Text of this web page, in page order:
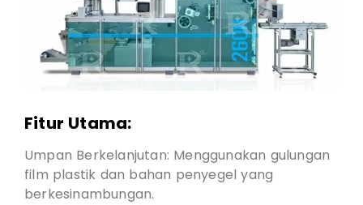
Fitur Utama:
Umpan Berkelanjutan: Menggunakan gulungan
film plastik dan bahan penyegel yang
berkesinambungan.